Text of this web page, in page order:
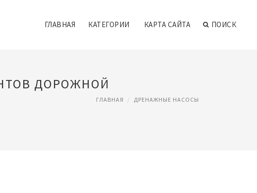
ГЛАВНАЯ КАТЕГОРИИ КАРТА САЙТА ПОИСК
ДОРОЖНОЙ
ГЛАВНАЯ ДРЕНАЖНЫЕ НАСОСЫ